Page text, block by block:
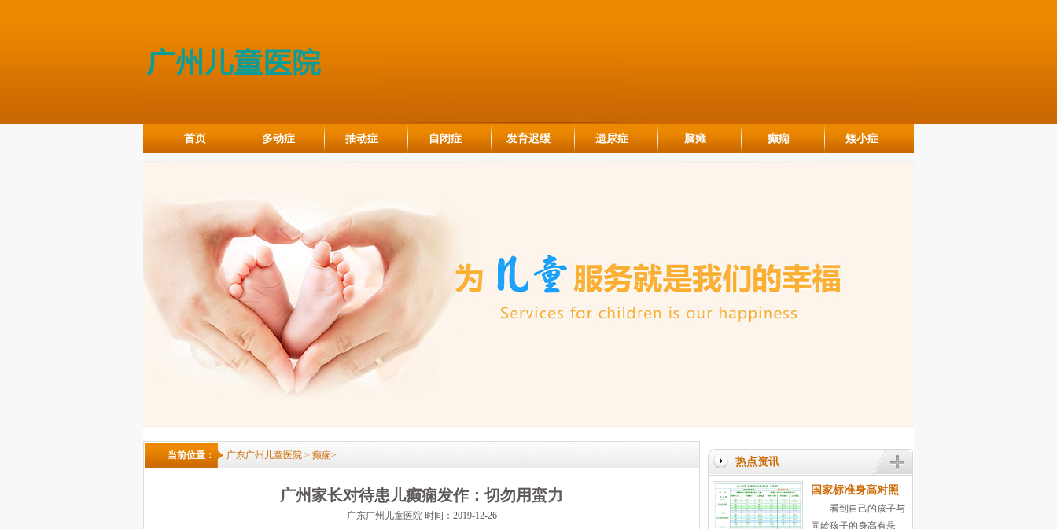
首页 多动症 抽动症 自闭症 发育迟缓 遗尿症 脑瘫 癫痫 矮小症
当前位置： 广东广州儿童医院 > 癫痫>
广州家长对待患儿癫痫发作：切勿用蛮力
广东广州儿童医院时间：2019-12-26
热点资讯
国家标准身高对照
表 及时发现孩子矮
小
看到自己的孩子与
同龄孩子的身高有悬